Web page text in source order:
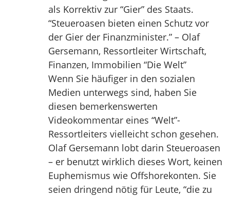
als Korrektiv zur “Gier” des Staats.
“Steueroasen bieten einen Schutz vor
der Gier der Finanzminister.” – Olaf
Gersemann, Ressortleiter Wirtschaft,
Finanzen, Immobilien “Die Welt”
Wenn Sie häufiger in den sozialen
Medien unterwegs sind, haben Sie
diesen bemerkenswerten
Videokommentar eines “Welt”-
Ressortleiters vielleicht schon gesehen.
Olaf Gersemann lobt darin Steueroasen
– er benutzt wirklich dieses Wort, keinen
Euphemismus wie Offshorekonten. Sie
seien dringend nötig für Leute, “die zu